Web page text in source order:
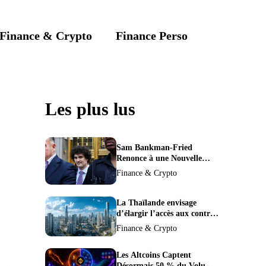
Finance & Crypto Finance Perso
Les plus lus
Sam Bankman-Fried
Renonce à une Nouvelle
Demande de Procès,
Intensifiant la Pression pour
Finance & Crypto
La Thaïlande envisage
d’élargir l’accès aux contrats
à terme crypto dans une
Finance & Crypto
Les Altcoins Captent